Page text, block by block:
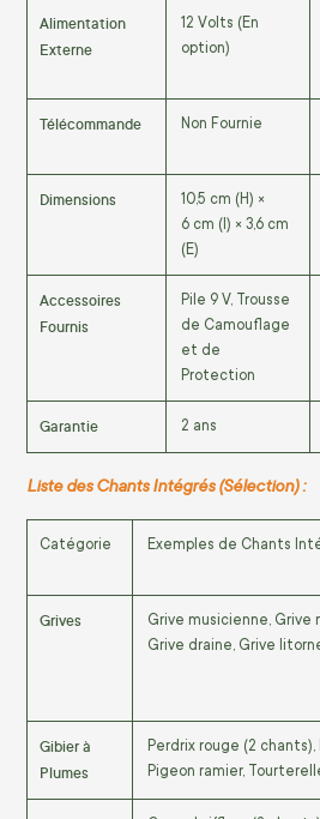
Alimentation
Externe
12 Volts (En
option)
Télécommande Non Fournie
Dimensions 10,5 cm (H) ×
6 cm (l) × 3,6 cm
(E)
Accessoires
Fournis
Pile 9 V, Trousse
de Camouflage
et de
Protection
Garantie 2 ans
Liste des Chants Intégrés (Sélection) :
Catégorie Exemples de Chants
Grives
Grive musicienne, Grive
Grive draine, Grive
Gibier à
Plumes
Perdrix rouge (2 chants),
Pigeon ramier,